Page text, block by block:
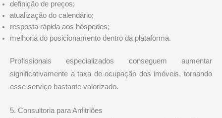
definição de preços;
atualização do calendário;
resposta rápida aos hóspedes;
melhoria do posicionamento dentro da plataforma.
Profissionais especializados conseguem aumentar
significativamente a taxa de ocupação dos imóveis, tornando
esse serviço bastante valorizado.
5. Consultoria para Anfitriões